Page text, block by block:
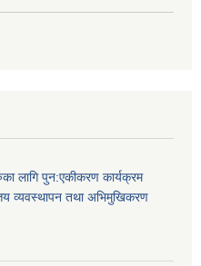
लागि पुन:एकीकरण कार्यक्रम
व्यवस्थापन तथा अभिमुखिकरण